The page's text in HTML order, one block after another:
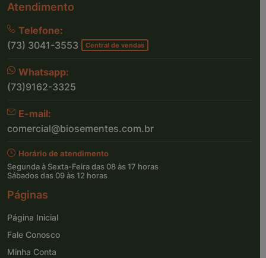
Atendimento
Telefone:
(73) 3041-3553
Central de vendas
Whatsapp:
(73)9162-3325
E-mail:
comercial@biosementes.com.br
Horário de atendimento
Segunda à Sexta-Feira das 08 às 17 horas
Sábados das 09 às 12 horas
Páginas
Página Inicial
Fale Conosco
Minha Conta